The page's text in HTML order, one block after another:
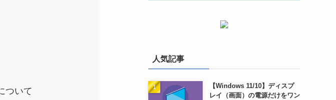
ついて
人気記事
【Windows 11/10】ディスプ
レイ（画面）の電源だけをワン